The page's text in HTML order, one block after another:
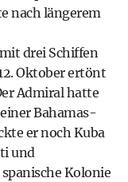
nach längerem
drei Schiffen
Oktober ertönt
Admiral hatte
Bahamas-
er noch Kuba
und
Kolonie